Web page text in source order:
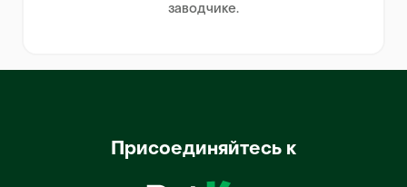
заводчике.
Присоединяйтесь к